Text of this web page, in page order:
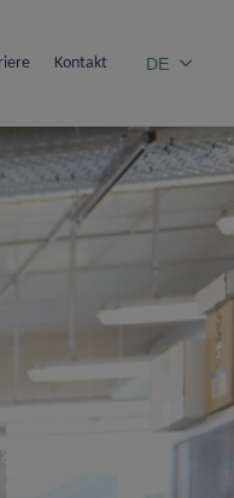
Kontakt DE